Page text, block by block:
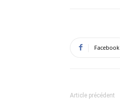
Facebook
Article précédent